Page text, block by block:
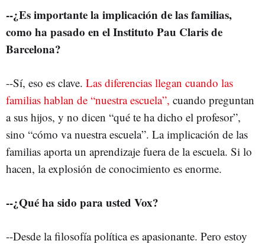
--¿Es importante la implicación de las familias,
como ha pasado en el Instituto Pau Claris de
Barcelona?
--Sí, eso es clave. Las diferencias llegan cuando las
familias hablan de “nuestra escuela”, cuando preguntan
a sus hijos, y no dicen “qué te ha dicho el profesor”,
sino “cómo va nuestra escuela”. La implicación de las
familias aporta un aprendizaje fuera de la escuela. Si lo
hacen, la explosión de conocimiento es enorme.
--¿Qué ha sido para usted Vox?
--Desde la filosofía política es apasionante. Pero estoy